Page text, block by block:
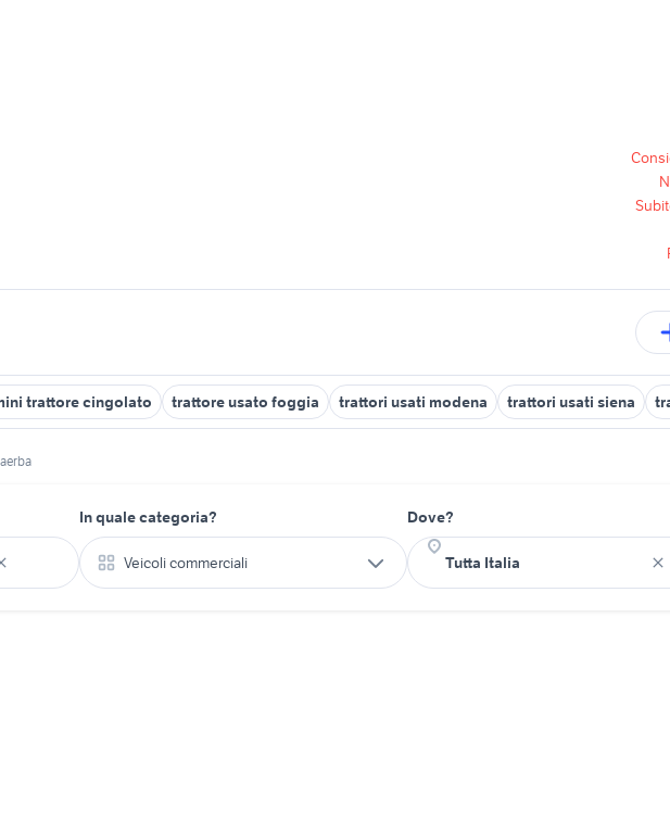
trattore cingolato trattore usato foggia trattori usati modena trattori usati siena
In quale categoria?
Veicoli commerciali
Dove?